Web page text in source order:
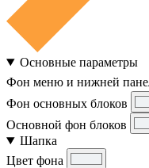
Основные параметры
Фон меню и нижней
Фон основных блоков
Основной фон блоков
Шапка
Цвет фона